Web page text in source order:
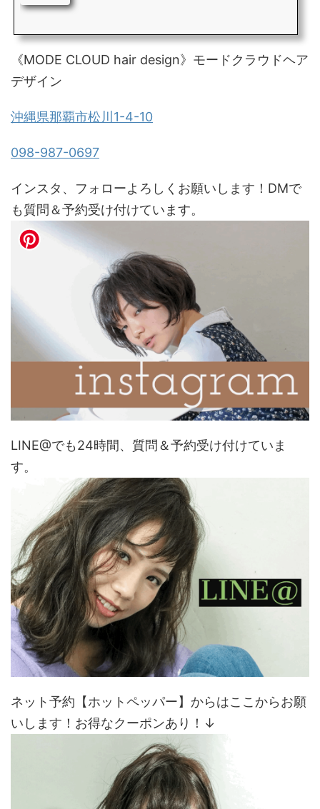
《MODE CLOUD hair design》モードクラウドヘア
デザイン
沖縄県那覇市松川1-4-10
098-987-0697
インスタ、フォローよろしくお願いします！DMで
も質問＆予約受け付けています。
LINE@でも24時間、質問＆予約受け付けていま
す。
ネット予約【ホットペッパー】からはここからお願
いします！お得なクーポンあり！↓